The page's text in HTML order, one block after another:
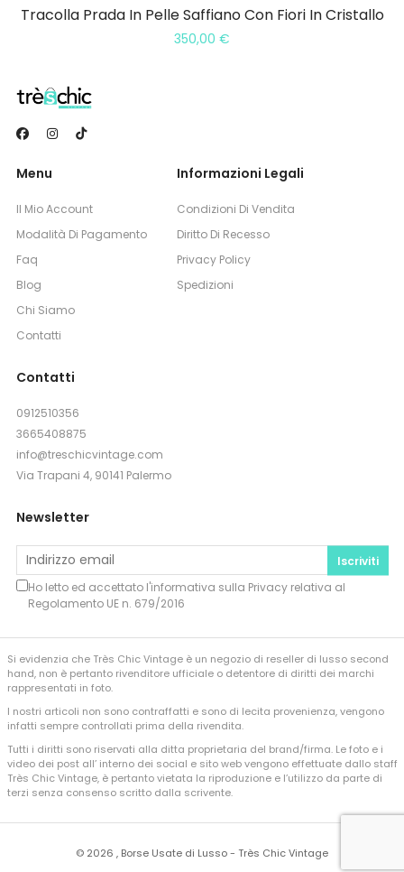
Tracolla Prada In Pelle Saffiano Con Fiori In Cristallo
350,00 €
Menu
Il Mio Account
Modalità Di Pagamento
Faq
Blog
Chi Siamo
Contatti
Informazioni Legali
Condizioni Di Vendita
Diritto Di Recesso
Privacy Policy
Spedizioni
Contatti
0912510356
3665408875
info@treschicvintage.com
Via Trapani 4, 90141 Palermo
Newsletter
Iscriviti
Ho letto ed accettato l'informativa sulla Privacyrelativa al
Regolamento UE n. 679/2016
Si evidenzia che Très Chic Vintage è un negozio di reseller di lusso second
hand, non è pertanto rivenditore ufficiale o detentore di diritti dei marchi
rappresentati in foto.
I nostri articoli non sono contraffatti e sono di lecita provenienza, vengono
infatti sempre controllati prima della rivendita.
Tutti i diritti sono riservati alla ditta proprietaria del brand/firma. Le foto e i
video dei post all’ interno dei social e sito web vengono effettuate dallo staff
Très Chic Vintage, è pertanto vietata la riproduzione e l’utilizzo da parte di
terzi senza consenso scritto dalla scrivente.
© 2026 , Borse Usate di Lusso - Très Chic Vintage